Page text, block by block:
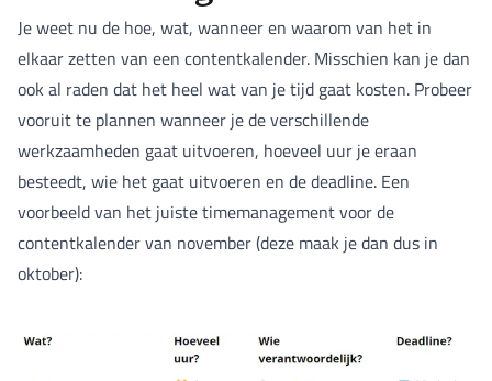
Je weet nu de hoe, wat, wanneer en waarom van het in
elkaar zetten van een contentkalender. Misschien kan je dan
ook al raden dat het heel wat van je tijd gaat kosten. Probeer
vooruit te plannen wanneer je de verschillende
werkzaamheden gaat uitvoeren, hoeveel uur je eraan
besteedt, wie het gaat uitvoeren en de deadline. Een
voorbeeld van het juiste timemanagement voor de
contentkalender van november (deze maak je dan dus in
oktober):